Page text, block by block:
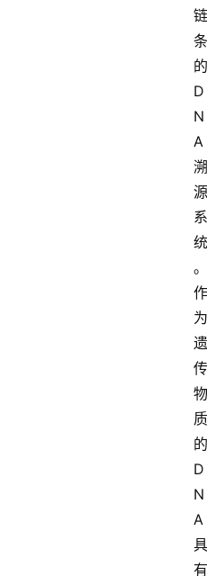
链
条
的
D
N
A
溯
源
系
统
。
作
为
遗
传
物
质
的
D
N
A
具
有